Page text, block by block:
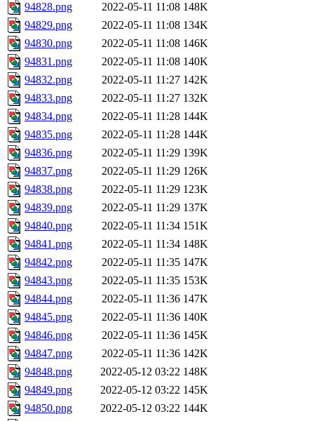
94828.png
2022-05-11 11:08 148K
94829.png
2022-05-11 11:08 134K
94830.png
2022-05-11 11:08 146K
94831.png
2022-05-11 11:08 140K
94832.png
2022-05-11 11:27 142K
94833.png
2022-05-11 11:27 132K
94834.png
2022-05-11 11:28 144K
94835.png
2022-05-11 11:28 144K
94836.png
2022-05-11 11:29 139K
94837.png
2022-05-11 11:29 126K
94838.png
2022-05-11 11:29 123K
94839.png
2022-05-11 11:29 137K
94840.png
2022-05-11 11:34 151K
94841.png
2022-05-11 11:34 148K
94842.png
2022-05-11 11:35 147K
94843.png
2022-05-11 11:35 153K
94844.png
2022-05-11 11:36 147K
94845.png
2022-05-11 11:36 140K
94846.png
2022-05-11 11:36 145K
94847.png
2022-05-11 11:36 142K
94848.png
2022-05-12 03:22 148K
94849.png
2022-05-12 03:22 145K
94850.png
2022-05-12 03:22 144K